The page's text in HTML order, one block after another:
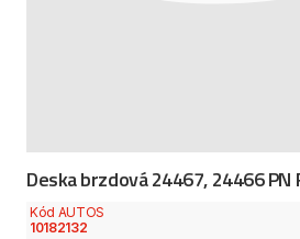
Deska brzdová 24467, 24466 PN
Kód AUTOS
10182132